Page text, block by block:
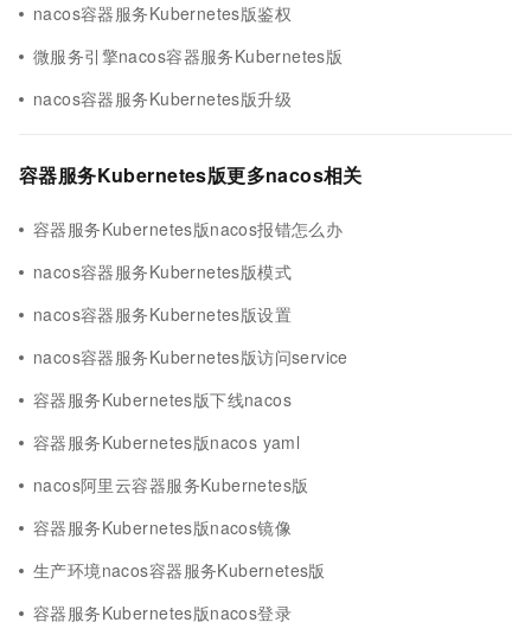
nacos容器服务Kubernetes版鉴权
微服务引擎nacos容器服务Kubernetes版
nacos容器服务Kubernetes版升级
容器服务Kubernetes版更多nacos相关
容器服务Kubernetes版nacos报错怎么办
nacos容器服务Kubernetes版模式
nacos容器服务Kubernetes版设置
nacos容器服务Kubernetes版访问service
容器服务Kubernetes版下线nacos
容器服务Kubernetes版nacos yaml
nacos阿里云容器服务Kubernetes版
容器服务Kubernetes版nacos镜像
生产环境nacos容器服务Kubernetes版
容器服务Kubernetes版nacos登录